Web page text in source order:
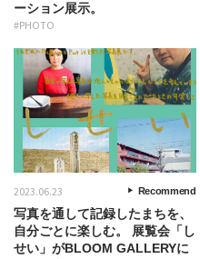
ーション展示。
#PHOTO
2023.06.23 Recommend
写真を通して記録したまちを、
自分ごとに楽しむ。 展覧会「し
せい」がBLOOM GALLERYに